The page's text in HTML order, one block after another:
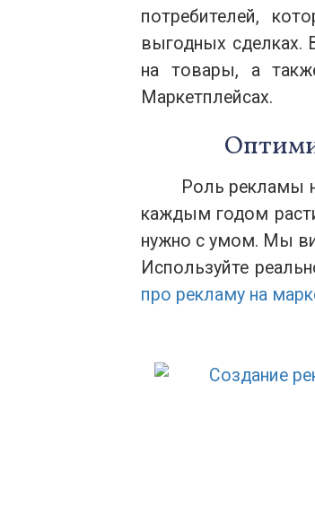
потребителей,
выгодных сделках.
на товары, а
Маркетплейсах.
Роль рекламы
каждым годом
нужно с умом. Мы
Используйте
про рекламу на